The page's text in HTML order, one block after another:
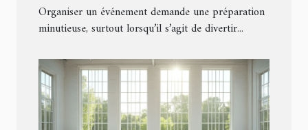
votre événement ?
Organiser un événement demande une préparation
minutieuse, surtout lorsqu’il s’agit de divertir...